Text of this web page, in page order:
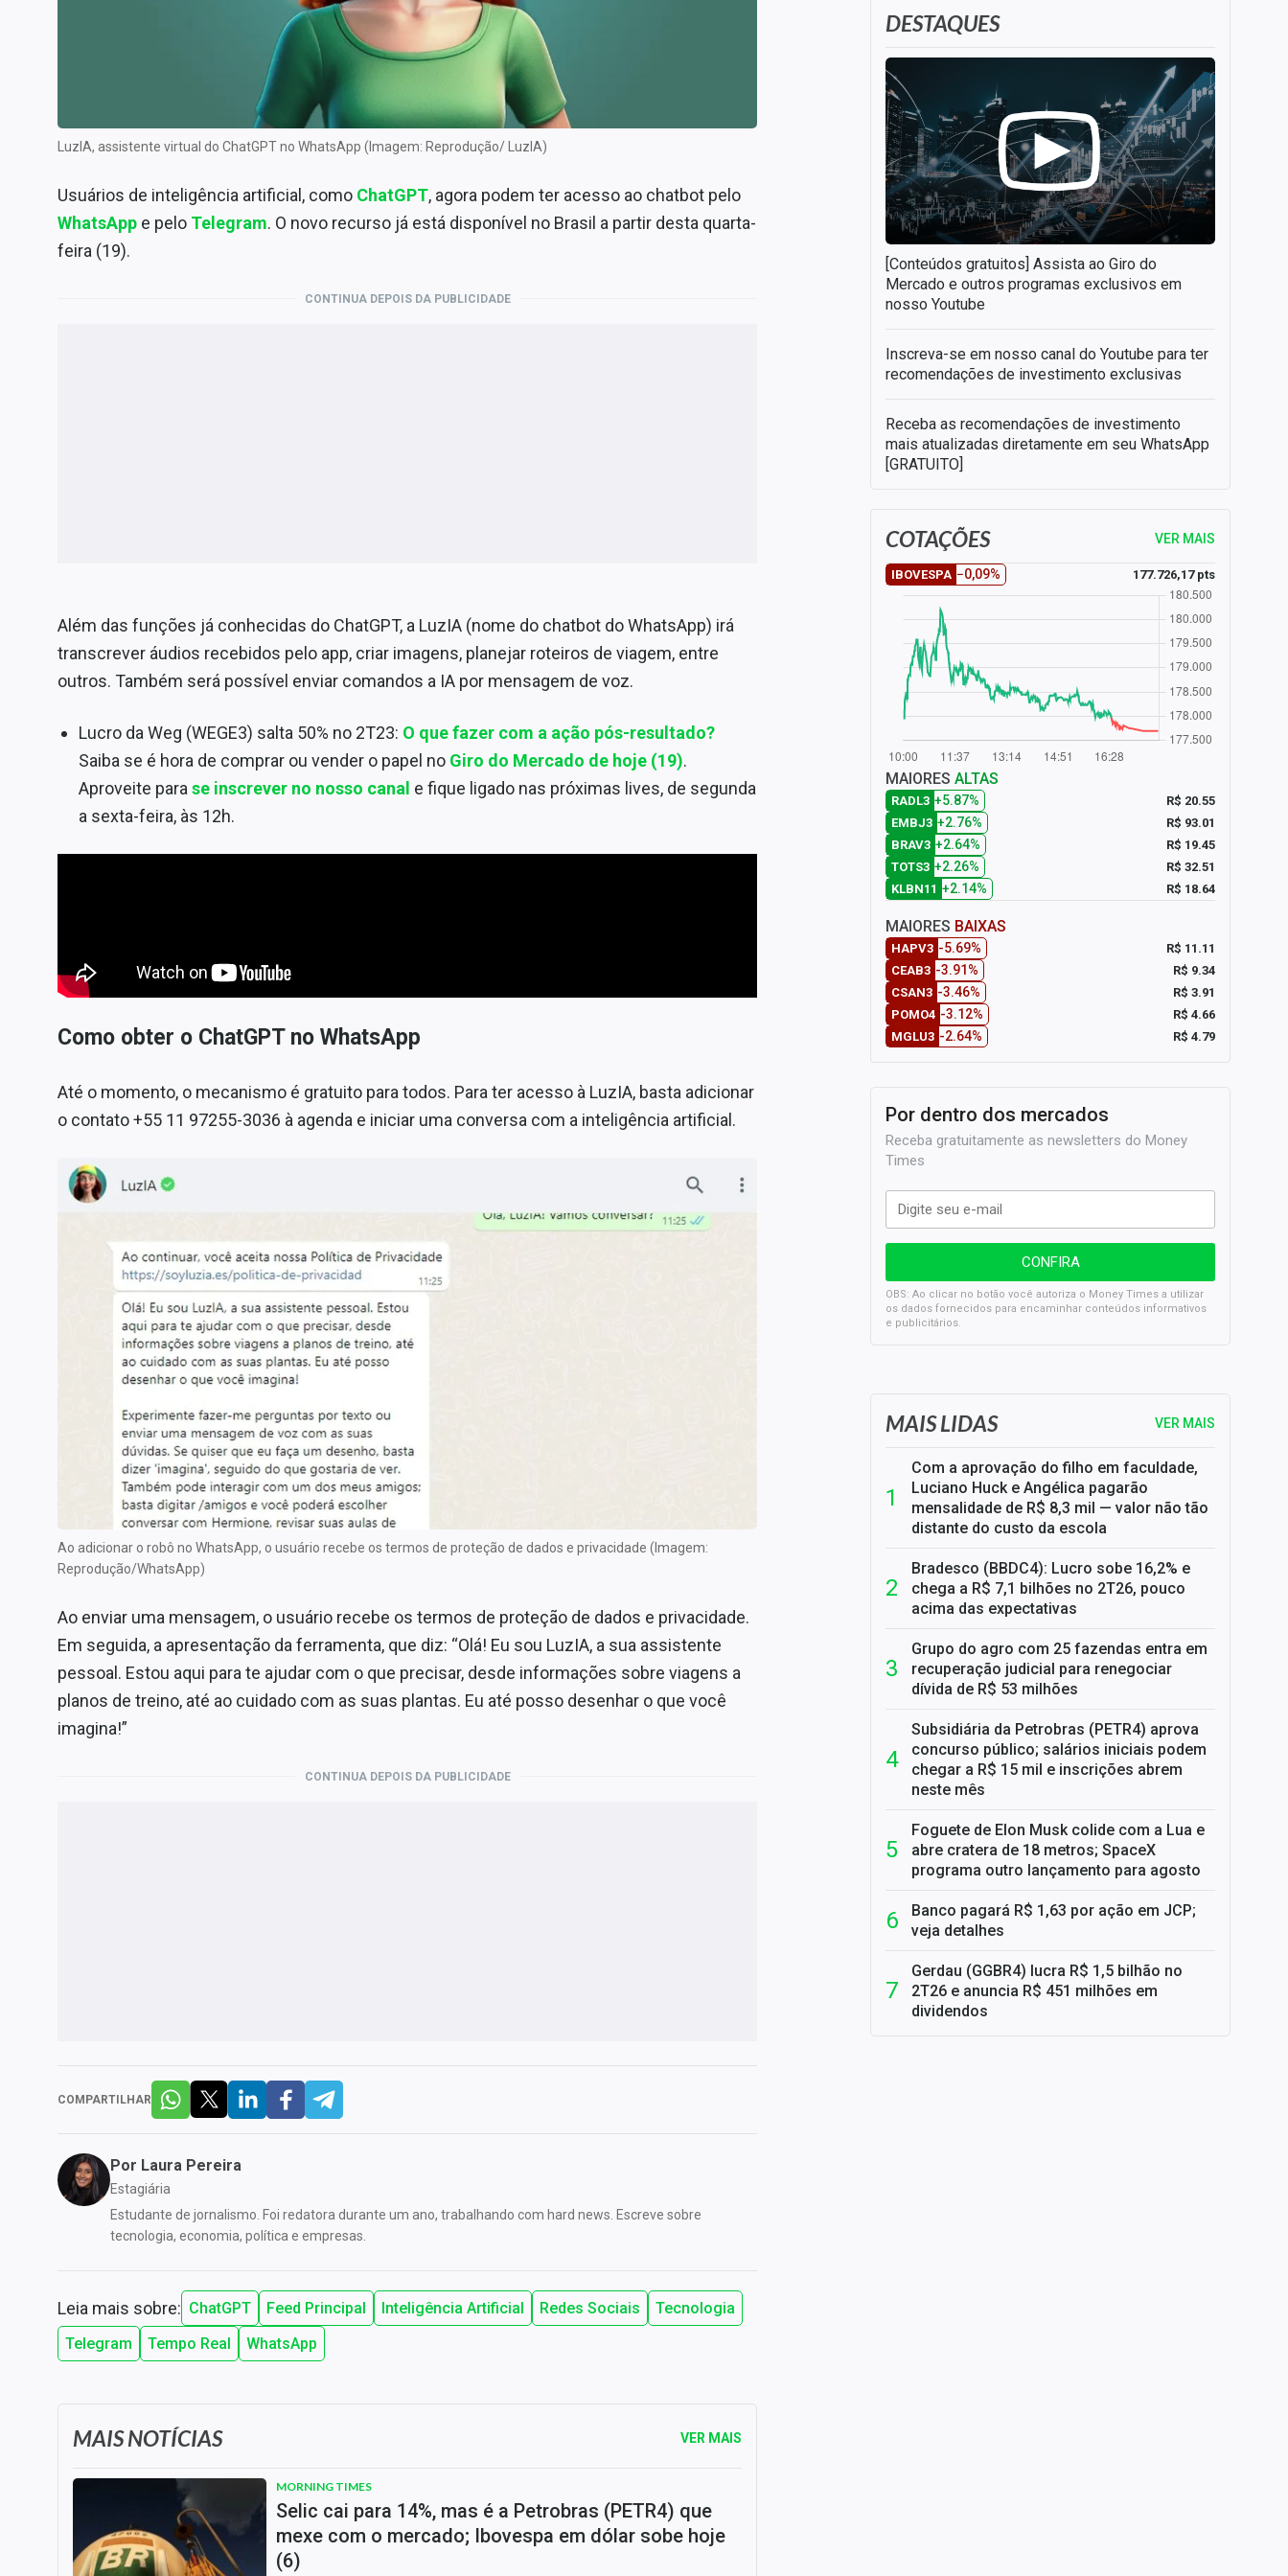
Conteúdo de Marca
Contato
LuzIA, assistente virtual do ChatGPT no WhatsApp (Imagem: Reprodução/ LuzIA)
Usuários de inteligência artificial, como ChatGPT, agora podem ter acesso ao chatbot pelo
WhatsApp e pelo Telegram. O novo recurso já está disponível no Brasil a partir desta quarta-
feira (19).
CONTINUA DEPOIS DA PUBLICIDADE
Além das funções já conhecidas do ChatGPT, a LuzIA (nome do chatbot do WhatsApp) irá
transcrever áudios recebidos pelo app, criar imagens, planejar roteiros de viagem, entre
outros. Também será possível enviar comandos a IA por mensagem de voz.
Lucro da Weg (WEGE3) salta 50% no 2T23: O que fazer com a ação pós-resultado?
Saiba se é hora de comprar ou vender o papel no Giro do Mercado de hoje (19).
Aproveite para se inscrever no nosso canal e fique ligado nas próximas lives, de segunda
a sexta-feira, às 12h.
Como obter o ChatGPT no WhatsApp
Até o momento, o mecanismo é gratuito para todos. Para ter acesso à LuzIA, basta adicionar
o contato +55 11 97255-3036 à agenda e iniciar uma conversa com a inteligência artificial.
Ao adicionar o robô no WhatsApp, o usuário recebe os termos de proteção de dados e privacidade (Imagem:
Reprodução/WhatsApp)
Ao enviar uma mensagem, o usuário recebe os termos de proteção de dados e privacidade.
Em seguida, a apresentação da ferramenta, que diz: “Olá! Eu sou LuzIA, a sua assistente
pessoal. Estou aqui para te ajudar com o que precisar, desde informações sobre viagens a
planos de treino, até ao cuidado com as suas plantas. Eu até posso desenhar o que você
imagina!”
CONTINUA DEPOIS DA PUBLICIDADE
COMPARTILHAR
Por Laura Pereira
Estagiária
Estudante de jornalismo. Foi redatora durante um ano, trabalhando com hard news. Escreve sobre
tecnologia, economia, política e empresas.
Leia mais sobre: ChatGPT Feed Principal Inteligência Artificial Redes Sociais
Tecnologia
Telegram
Tempo Real WhatsApp
DESTAQUES
[Conteúdos gratuitos] Assista ao Giro do
Mercado e outros programas exclusivos em
nosso Youtube
Inscreva-se em nosso canal do Youtube para ter
recomendações de investimento exclusivas
Receba as recomendações de investimento
mais atualizadas diretamente em seu WhatsApp
[GRATUITO]
COTAÇÕES VER MAIS
IBOVESPA −0,09% 177.726,17 pts
MAIORES ALTAS
RADL3 +5.87%
R$ 20.55
EMBJ3 +2.76%
R$ 93.01
BRAV3 +2.64%
R$ 19.45
TOTS3 +2.26%
R$ 32.51
KLBN11 +2.14% R$ 18.64
MAIORES BAIXAS
HAPV3 -5.69%
R$ 11.11
CEAB3 -3.91%
R$ 9.34
CSAN3 -3.46%
R$ 3.91
POMO4 -3.12%
R$ 4.66
MGLU3 -2.64% R$ 4.79
Por dentro dos mercados
Receba gratuitamente as newsletters do Money
Times
OBS: Ao clicar no botão você autoriza o Money Times a utilizar
os dados fornecidos para encaminhar conteúdos informativos
e publicitários.
SELIC em 14%: A repercussão da decisão sobre os JUROS
MAIS LIDAS VER MAIS
Com a aprovação do filho em faculdade,
Luciano Huck e Angélica pagarão
mensalidade de R$ 8,3 mil — valor não tão
distante do custo da escola
Bradesco (BBDC4): Lucro sobe 16,2% e
chega a R$ 7,1 bilhões no 2T26, pouco
acima das expectativas
Grupo do agro com 25 fazendas entra em
recuperação judicial para renegociar
dívida de R$ 53 milhões
Subsidiária da Petrobras (PETR4) aprova
concurso público; salários iniciais podem
chegar a R$ 15 mil e inscrições abrem
neste mês
Foguete de Elon Musk colide com a Lua e
abre cratera de 18 metros; SpaceX
programa outro lançamento para agosto
Banco pagará R$ 1,63 por ação em JCP;
veja detalhes
Gerdau (GGBR4) lucra R$ 1,5 bilhão no
2T26 e anuncia R$ 451 milhões em
dividendos
MAIS NOTÍCIAS VER MAIS
MORNING TIMES
Selic cai para 14%, mas é a Petrobras (PETR4) que
mexe com o mercado; Ibovespa em dólar sobe hoje
(6)